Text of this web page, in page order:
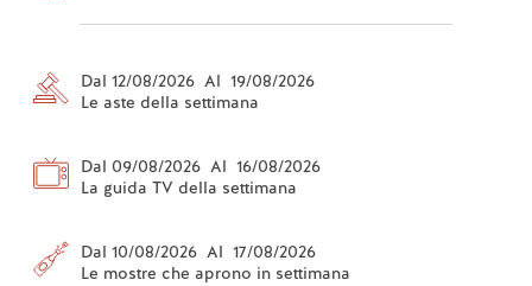
Dal 12/08/2026 Al 19/08/2026
Le aste della settimana
Dal 09/08/2026 Al 16/08/2026
La guida TV della settimana
Dal 10/08/2026 Al 17/08/2026
Le mostre che aprono in settimana